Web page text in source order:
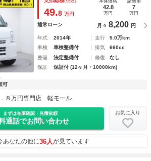
49.8 万円
42.8
万円
7
万円
通常ローン 月々 8,200 円
年式 2014年 走行
5.0万km
車検
車検整備付 排気
660cc
整備
法定整備付 修復
なし
保証
保証付 (12ヶ月・10000km)
可
８万円専門店 軽モール
まずは在庫確認・見積依頼
通話でお問い合わせ
お気に入り
あなたの他に36人が見ています